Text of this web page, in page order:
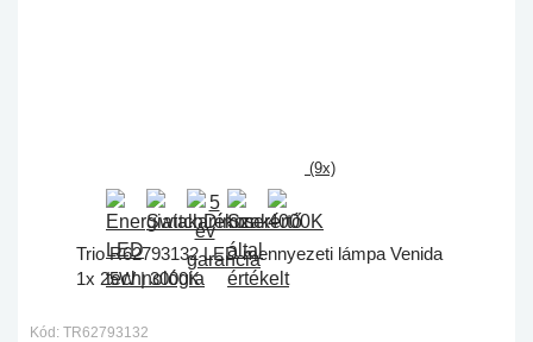
(9x)
Trio R62793132 LED mennyezeti lámpa Venida
1x 25W | 3000K
Kód: TR62793132